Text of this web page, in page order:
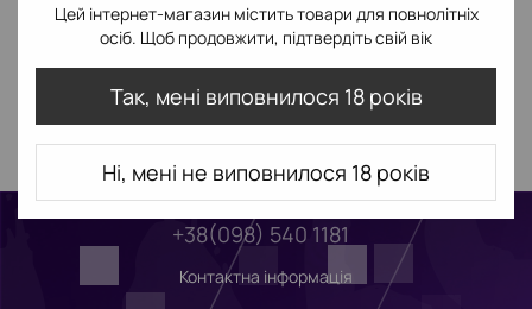
Цей інтернет-магазин містить товари для повнолітніх
осіб. Щоб продовжити, підтвердіть свій вік
Так, мені виповнилося 18 років
Ні, мені не виповнилося 18 років
+38(098) 540 1181
Контактна інформація